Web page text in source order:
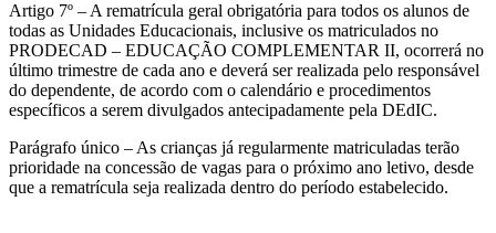
Artigo 7º – A rematrícula geral obrigatória para todos os alunos de
todas as Unidades Educacionais, inclusive os matriculados no
PRODECAD – EDUCAÇÃO COMPLEMENTAR II, ocorrerá no
último trimestre de cada ano e deverá ser realizada pelo responsável
do dependente, de acordo com o calendário e procedimentos
específicos a serem divulgados antecipadamente pela DEdIC.
Parágrafo único – As crianças já regularmente matriculadas terão
prioridade na concessão de vagas para o próximo ano letivo, desde
que a rematrícula seja realizada dentro do período estabelecido.